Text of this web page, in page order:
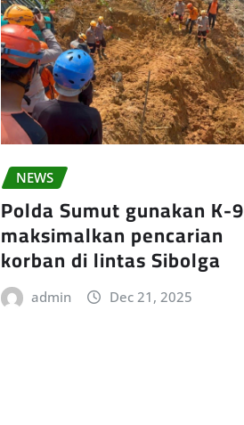
NEWS
Polda Sumut gunakan K-9
maksimalkan pencarian
korban di lintas Sibolga
admin Dec 21, 2025